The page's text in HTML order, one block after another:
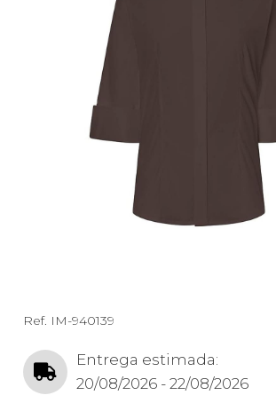
Ref. IM-940139
Entrega estimada:
20/08/2026 - 22/08/2026